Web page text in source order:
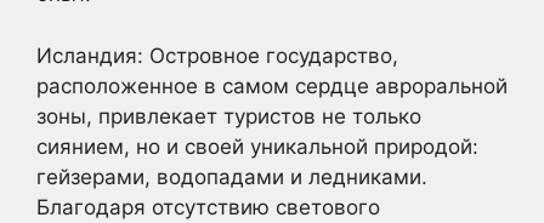
Исландия: Островное государство,
расположенное в самом сердце авроральной
зоны, привлекает туристов не только
сиянием, но и своей уникальной природой:
гейзерами, водопадами и ледниками.
Благодаря отсутствию светового